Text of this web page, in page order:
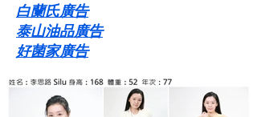
白蘭氏廣告
泰山油品廣告
好菌家廣告